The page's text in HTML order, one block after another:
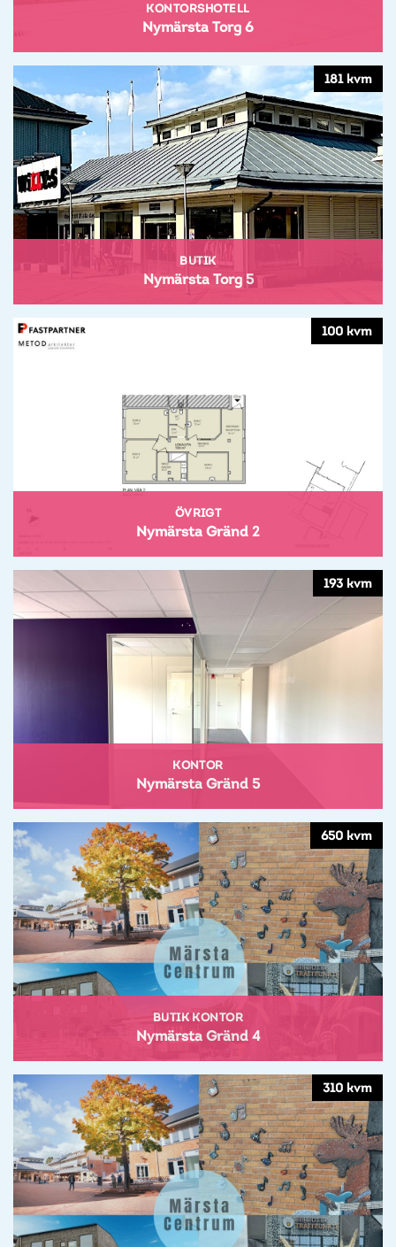
KONTORSHOTELL
Nymärsta Torg 6
181 kvm
BUTIK
Nymärsta Torg 5
100 kvm
ÖVRIGT
Nymärsta Gränd 2
193 kvm
KONTOR
Nymärsta Gränd 5
650 kvm
BUTIK KONTOR
Nymärsta Gränd 4
310 kvm